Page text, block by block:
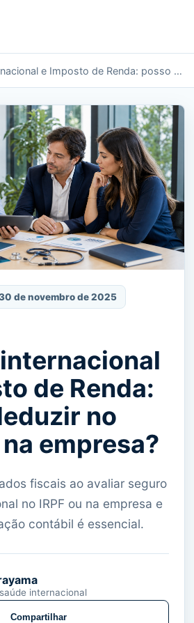
Seguro internacional e Imposto de Renda: posso deduzir no IRPF ou na empresa?
de novembro de 2025
de Renda:
no
na empresa?
fiscais ao avaliar seguro
no IRPF ou na empresa e
contábil é essencial.
internacional
Compartilhar